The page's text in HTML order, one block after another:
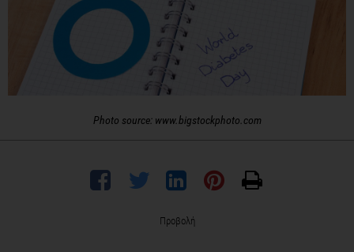
Photo source: www.bigstockphoto.com
Προβολή